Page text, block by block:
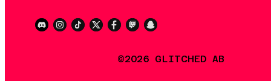
©2026 GLITCHED AB